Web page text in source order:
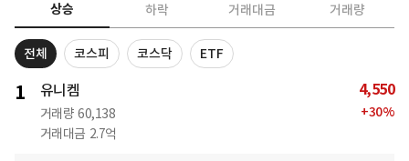
상승 하락 거래대금 거래량
전체 코스피 코스닥 ETF
1 유니켐
거래량 60,138
거래대금 2.7억
4,550
+30%